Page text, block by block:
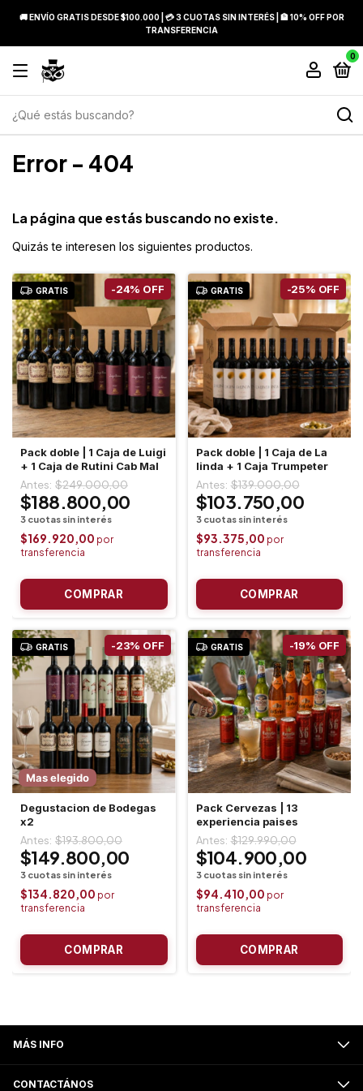
🚚 ENVÍO GRATIS DESDE $100.000 | 💳 3 CUOTAS SIN INTERÉS | 🏦 10% OFF POR
TRANSFERENCIA
0
Error - 404
La página que estás buscando no existe.
Quizás te interesen los siguientes productos.
GRATIS
Pack doble | 1 Caja de Luigi
+ 1 Caja de Rutini Cab Mal
-24% OFF
$188.800,00
$249.000,00
$169.920,00
GRATIS
Pack doble | 1 Caja de La
linda + 1 Caja Trumpeter
-25% OFF
$103.750,00
$139.000,00
$93.375,00
GRATIS
Mas elegido
Degustacion de Bodegas
x2
-23% OFF
$149.800,00
$193.800,00
$134.820,00
GRATIS
Pack Cervezas | 13
experiencia paises
-19% OFF
$104.900,00
$129.990,00
$94.410,00
MÁS INFO
CONTACTÁNOS